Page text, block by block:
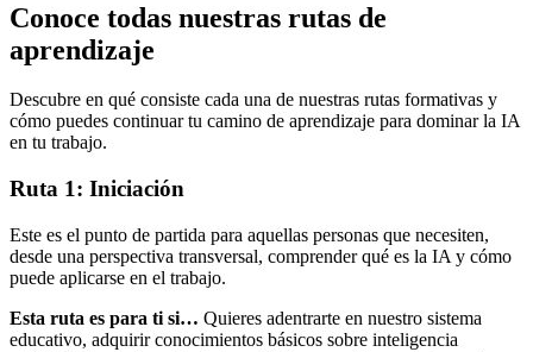
Conoce todas nuestras rutas de
aprendizaje
Descubre en qué consiste cada una de nuestras rutas formativas y
cómo puedes continuar tu camino de aprendizaje para dominar la IA
en tu trabajo.
Ruta 1: Iniciación
Este es el punto de partida para aquellas personas que necesiten,
desde una perspectiva transversal, comprender qué es la IA y cómo
puede aplicarse en el trabajo.
Esta ruta es para ti si… Quieres adentrarte en nuestro sistema
educativo, adquirir conocimientos básicos sobre inteligencia